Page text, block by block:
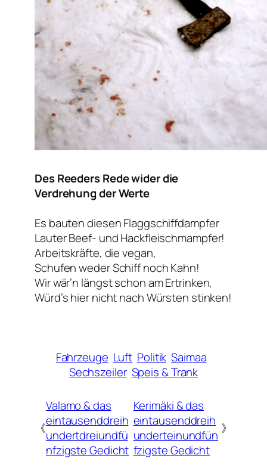
Des Reeders Rede wider die
Verdrehung der Werte
Es bauten diesen Flaggschiffdampfer
Lauter Beef- und Hackfleischmampfer!
Arbeitskräfte, die vegan,
Schufen weder Schiff noch Kahn!
Wir wär’n längst schon am Ertrinken,
Würd’s hier nicht nach Würsten stinken!
Fahrzeuge Luft Politik Saimaa
Sechszeiler Speis & Trank
《
Valamo & das
eintausenddreih
undertdreiundfü
nfzigste Gedicht
Kerimäki & das
eintausenddreih
underteinundfün
fzigste Gedicht
》